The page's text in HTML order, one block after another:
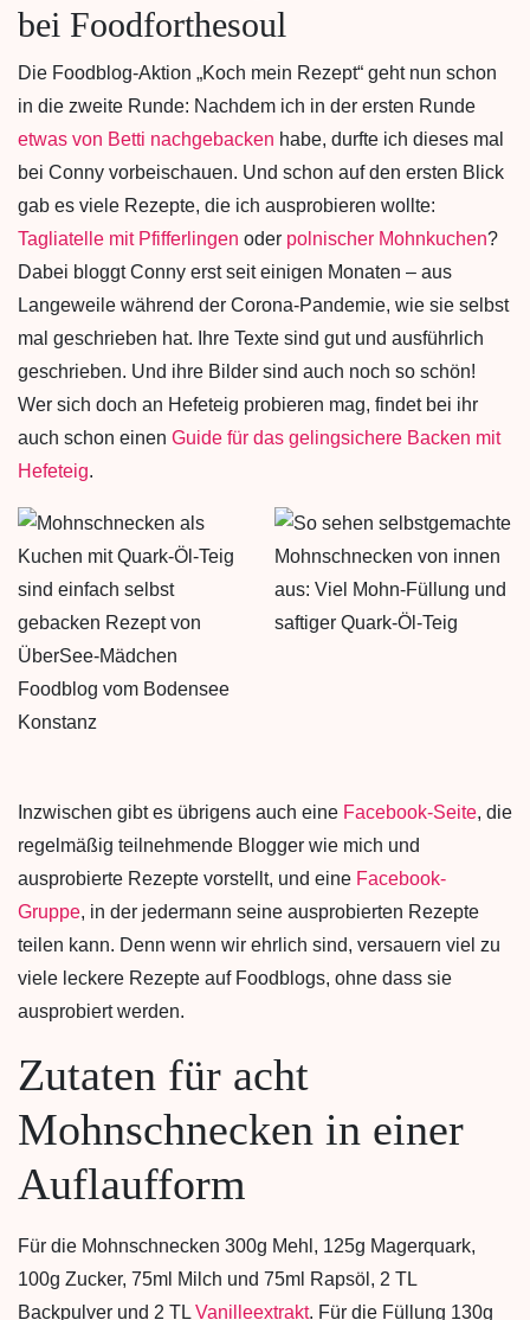
bei Foodforthesoul
Die Foodblog-Aktion „Koch mein Rezept“ geht nun schon
in die zweite Runde: Nachdem ich in der ersten Runde
etwas von Betti nachgebacken habe, durfte ich dieses mal
bei Conny vorbeischauen. Und schon auf den ersten Blick
gab es viele Rezepte, die ich ausprobieren wollte:
Tagliatelle mit Pfifferlingen oder polnischer Mohnkuchen?
Dabei bloggt Conny erst seit einigen Monaten – aus
Langeweile während der Corona-Pandemie, wie sie selbst
mal geschrieben hat. Ihre Texte sind gut und ausführlich
geschrieben. Und ihre Bilder sind auch noch so schön!
Wer sich doch an Hefeteig probieren mag, findet bei ihr
auch schon einen Guide für das gelingsichere Backen mit
Hefeteig.
Inzwischen gibt es übrigens auch eine Facebook-Seite, die
regelmäßig teilnehmende Blogger wie mich und
ausprobierte Rezepte vorstellt, und eine Facebook-
Gruppe, in der jedermann seine ausprobierten Rezepte
teilen kann. Denn wenn wir ehrlich sind, versauern viel zu
viele leckere Rezepte auf Foodblogs, ohne dass sie
ausprobiert werden.
Zutaten für acht
Mohnschnecken in einer
Auflaufform
Für die Mohnschnecken 300g Mehl, 125g Magerquark,
100g Zucker, 75ml Milch und 75ml Rapsöl, 2 TL
Backpulver und 2 TL Vanilleextrakt. Für die Füllung 130g